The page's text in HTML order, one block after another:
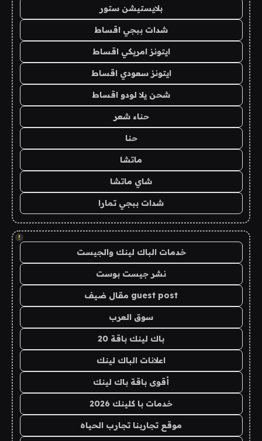
بلايستيشن ستور
شدات ببجي اقساط
ايتونز امريكي اقساط
ايتونز سعودي اقساط
شحن يلا لودو اقساط
حناء شعر
حنا
ماتشا
شاي ماتشا
شدات ببجي تمارا
!
خدمات الباك لينك والجيست
نشر جيست بوست
guest post مقال ضيف
سوق العرب
باك لينك باقة 20
اعلانات الباك لينك
أقوى باقة باك لينك
خدمات با كلينك 2026
موقع تجاربنا تجارب الحياه